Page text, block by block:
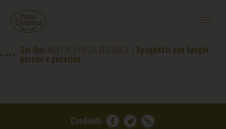
MAGAZINE
Sei Qui: RICETTE ⟩ PASTA BIOLOGICA ⟩ Spaghetti con funghi
porcini e pecorino
Condividi: